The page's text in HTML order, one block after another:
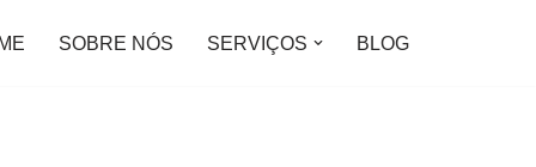
SOBRE NÓS SERVIÇOS BLOG